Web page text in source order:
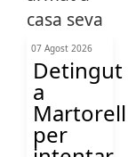
07 Agost 2026
Detingut
a
Martorell
per